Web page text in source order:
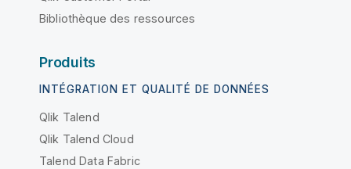
Bibliothèque des ressources
Produits
INTÉGRATION ET QUALITÉ DE DONNÉES
Qlik Talend
Qlik Talend Cloud
Talend Data Fabric